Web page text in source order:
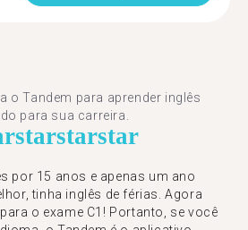
o Tandem para aprender inglês
para sua carreira.
starstarstar
por 15 anos e apenas um ano
tinha inglês de férias. Agora
o exame C1! Portanto, se você